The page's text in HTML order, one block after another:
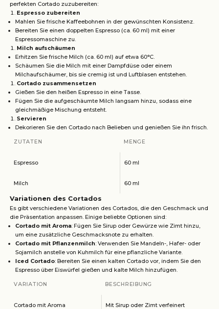
perfekten Cortado zuzubereiten:
Espresso zubereiten
Mahlen Sie frische Kaffeebohnen in der gewünschten Konsistenz.
Bereiten Sie einen doppelten Espresso (ca. 60 ml) mit einer
Espressomaschine zu.
Milch aufschäumen
Erhitzen Sie frische Milch (ca. 60 ml) auf etwa 60°C.
Schäumen Sie die Milch mit einer Dampfdüse oder einem
Milchaufschäumer, bis sie cremig ist und Luftblasen entstehen.
Cortado zusammensetzen
Gießen Sie den heißen Espresso in eine Tasse.
Fügen Sie die aufgeschäumte Milch langsam hinzu, sodass eine
gleichmäßige Mischung entsteht.
Servieren
Dekorieren Sie den Cortado nach Belieben und genießen Sie ihn frisch.
ZUTATEN MENGE
Espresso 60 ml
Milch 60 ml
Variationen des Cortados
Es gibt verschiedene Variationen des Cortados, die den Geschmack und
die Präsentation anpassen. Einige beliebte Optionen sind:
Cortado mit Aroma: Fügen Sie Sirup oder Gewürze wie Zimt hinzu,
um eine zusätzliche Geschmacksnote zu erhalten.
Cortado mit Pflanzenmilch: Verwenden Sie Mandeln-, Hafer- oder
Sojamilch anstelle von Kuhmilch für eine pflanzliche Variante.
Iced Cortado: Bereiten Sie einen kalten Cortado vor, indem Sie den
Espresso über Eiswürfel gießen und kalte Milch hinzufügen.
VARIATION BESCHREIBUNG
Cortado mit Aroma Mit Sirup oder Zimt verfeinert